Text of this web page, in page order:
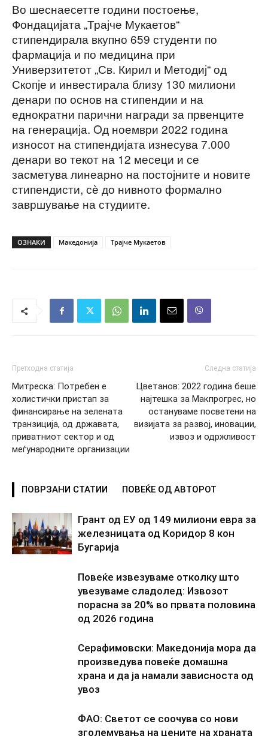
Во шеснаесетте години постоење,
Фондацијата „Трајче Мукаетов“
стипендирала вкупно 659 студенти по
фармација и по медицина при
Универзитетот „Св. Кирил и Методиј“ од
Скопје и инвестирала близу 130 милиони
денари по основ на стипендии и на
еднократни парични награди за првенците
на генерација. Oд ноември 2022 година
износот на стипендијата изнесува 7.000
денари во текот на 12 месеци и се
засметува линеарно на постојните и новите
стипендисти, сѐ до нивното формално
завршување на студиите.
ОЗНАКИ Македонија Трајче Мукаетов
Претходна статија
Митреска: Потребен е
холистички пристап за
финансирање на зелената
транзиција, од државата,
приватниот сектор и од
меѓународните организации
Следна статија
Цветанов: 2022 година беше
најтешка за Макпрогрес, но
остануваме посветени на
визијата за развој, иновации,
извоз и одржливост
ПОВРЗАНИ СТАТИИ ПОВЕЌЕ ОД АВТОРОТ
Грант од ЕУ од 149 милиони евра за
железницата од Коридор 8 кон
Бугарија
Повеќе извезуваме отколку што
увезуваме сладолед: Извозот
порасна за 20% во првата половина
од 2026 година
Серафимовски: Македонија мора да
произведува повеќе домашна
храна и да ја намали зависноста од
увоз
ФАО: Светот се соочува со нови
зголемувања на цените на храната